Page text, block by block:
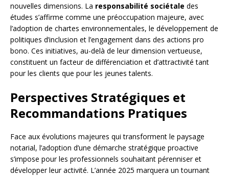
nouvelles dimensions. La responsabilité sociétale des
études s’affirme comme une préoccupation majeure, avec
l’adoption de chartes environnementales, le développement de
politiques d’inclusion et l’engagement dans des actions pro
bono. Ces initiatives, au-delà de leur dimension vertueuse,
constituent un facteur de différenciation et d’attractivité tant
pour les clients que pour les jeunes talents.
Perspectives Stratégiques et
Recommandations Pratiques
Face aux évolutions majeures qui transforment le paysage
notarial, l’adoption d’une démarche stratégique proactive
s’impose pour les professionnels souhaitant pérenniser et
développer leur activité. L’année 2025 marquera un tournant